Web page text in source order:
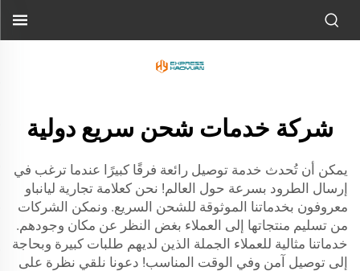
شركة خدمات شحن سريع دولية
يمكن أن تُحدث خدمة توصيل رائعة فرقًا كبيرًا عندما ترغب في
إرسال الطرود بسرعة حول العالم! نحن كعلامة تجارية ليانباو
معروفون بخدماتنا الموثوقة للشحن السريع. ونمكن الشركات
من تسليم منتجاتها إلى العملاء بغض النظر عن مكان وجودهم.
خدماتنا مثالية للعملاء الجملة الذين لديهم طلبات كبيرة وبحاجة
إلى توصيل آمن وفي الوقت المناسب! دعونا نلقي نظرة على